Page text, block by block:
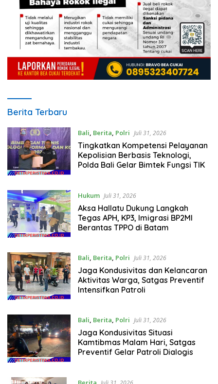
DETIK
Berita Terbaru
Bali, Berita, Polri Juli 31, 2026
Tingkatkan Kompetensi Pelayanan
Kepolisian Berbasis Teknologi,
Polda Bali Gelar Bimtek Fungsi TIK
Hukum Juli 31, 2026
Aksa Hallatu Dukung Langkah
Tegas APH, KP3, Imigrasi BP2MI
Berantas TPPO di Batam
Bali, Berita, Polri Juli 31, 2026
Jaga Kondusivitas dan Kelancaran
Aktivitas Warga, Satgas Preventif
Intensifkan Patroli
Bali, Berita, Polri Juli 31, 2026
Jaga Kondusivitas Situasi
Kamtibmas Malam Hari, Satgas
Preventif Gelar Patroli Dialogis